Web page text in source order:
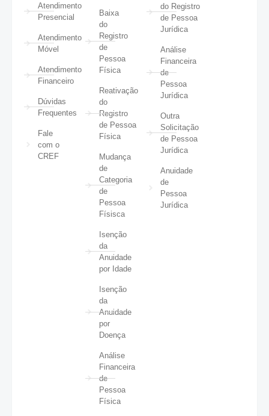
Atendimento
Presencial
Atendimento
Móvel
Atendimento
Financeiro
Dúvidas
Frequentes
Fale
com o
CREF
Baixa
do
Registro
de
Pessoa
Física
Reativação
do
Registro
de Pessoa
Física
Mudança
de
Categoria
de
Pessoa
Físisca
Isenção
da
Anuidade
por Idade
Isenção
da
Anuidade
por
Doença
Análise
Financeira
de
Pessoa
Física
do Registro
de Pessoa
Jurídica
Análise
Financeira
de
Pessoa
Jurídica
Outra
Solicitação
de Pessoa
Jurídica
Anuidade
de
Pessoa
Jurídica